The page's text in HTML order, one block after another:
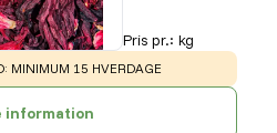
Pris pr.: kg
MINIMUM 15 HVERDAGE
information